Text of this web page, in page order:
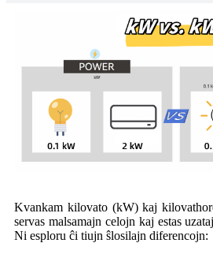
Kvankam kilovato (kW) kaj
servas malsamajn celojn kaj estas
Ni esploru ĉi tiujn ŝlosilajn diferencojn: